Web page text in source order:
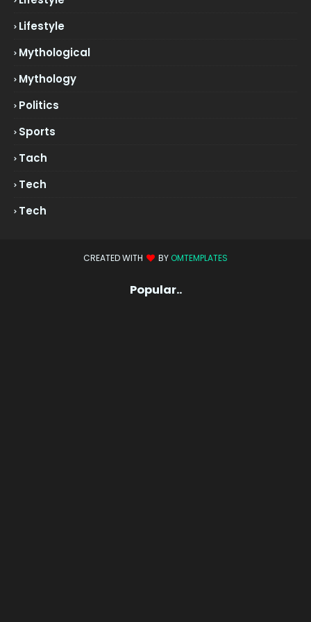
Lifestyle
Mythological
Mythology
Politics
Sports
Tach
Tech
Tech
CREATED WITH BY OMTEMPLATES
Popular..